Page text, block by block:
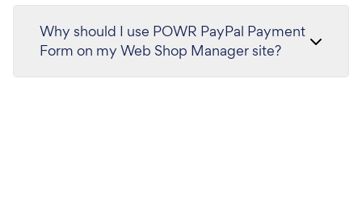
Why should I use POWR PayPal Payment
Form on my Web Shop Manager site?